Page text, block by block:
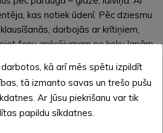
kas notiek ūdenī. Pēc dziesmu
darbojās ar krītiņiem,
fonu aplicējumam no koku lapām.
Bruno” pa fragmentiem, atbildēja
saturu, skaidroja atsevišķu vārdu
dzīvniekus, putnus, kas mīt pie
Tapa kolektīvais darbs
kā arī mēs spētu izpildīt
tā izmanto savas un trešo pušu
Ar Jūsu piekrišanu var tik
papildu sīkdatnes.